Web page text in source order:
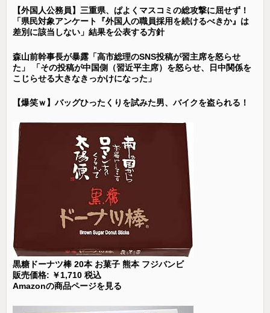
【外国人公務員】三重県、ぱよくマスコミの総攻撃に屈せず！
「県民対象アンケート『外国人の職員採用を続けるべきか』は
差別に該当しない」結果を公表する方針
森山前幹事長が暴露「高市総理のSNS投稿が習主席を怒らせ
た」 「その投稿が中国側（習近平主席）を怒らせ、日中関係を
こじらせる大きなきっかけになった」
【爆笑ｗ】バッグひったくりを試みた男、バイクを盗られる！
黒糖ドーナツ棒 20本 お菓子 熊本 フジバンビ
販売価格: ￥1,710 税込
Amazonの商品ページを見る